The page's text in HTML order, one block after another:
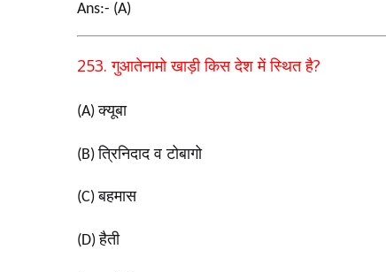
Ans:- (A)
253.गुआतेनामो खाड़ी किस देश में स्थित है?
(A)क्यूबा
(B)त्रिनिदाद व टोबागो
(C)बहमास
(D)हैती